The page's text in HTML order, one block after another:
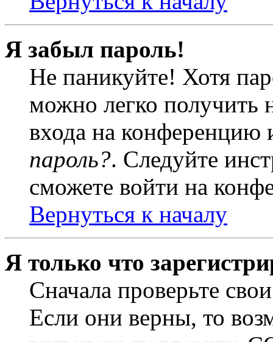
Я забыл пароль!
Не паникуйте! Хотя
можно легко получить
входа на
пароль?. Следуйте
сможете войти на
Вернуться к началу
Я только что
Сначала проверьте
Если они верны, то